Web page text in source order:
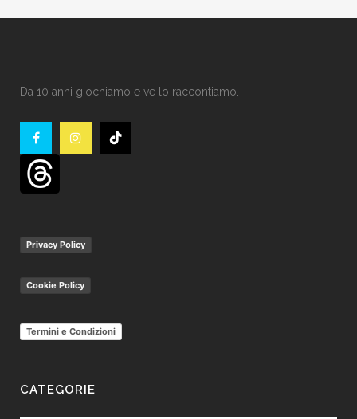
Da 10 anni giochiamo e ve lo raccontiamo.
Privacy Policy
Cookie Policy
Termini e Condizioni
CATEGORIE